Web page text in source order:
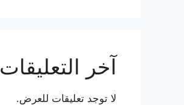
آخر التعليقات
لا توجد تعليقات للعرض.